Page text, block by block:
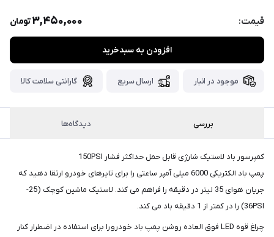
ارسال
پست،جهت
کاریپس
از
ثبت
سفارش،واتساپ
پیام
قیمت: 3,450,000تومان
افزودن به سبدخرید
موجود در انبار ارسال سریع گارانتی سلامت کالا
بررسی دیدگاه‌ها
کمپرسور باد لاستیک شارژی قابل حمل حداکثر فشار 150PSI
پمپ باد الکتریکی 6000 میلی آمپر ساعتی را برای تایرهای خودرو ارتقا دهید که
جریان هوای 35 لیتر در دقیقه را فراهم می کند. لاستیک ماشین کوچک (25-
36PSI) را در کمتر از 1 دقیقه باد می کند.
چراغ قوه LED فوق العاده روشن پمپ باد خودرو را برای استفاده در اضطرار کنار